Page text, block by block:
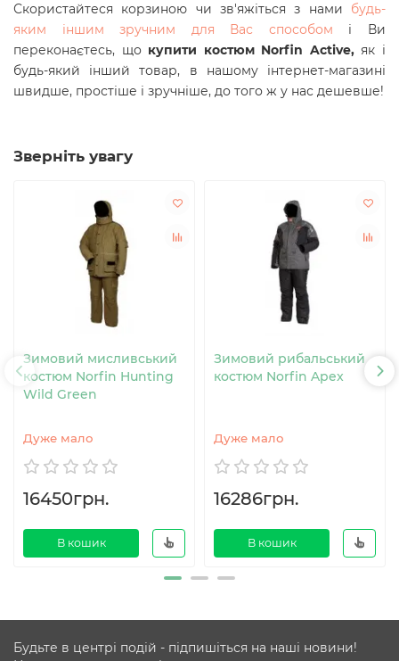
Скористайтеся корзиною чи зв'яжіться з нами будь-
яким іншим зручним для Вас способом і Ви
переконаєтесь, що купити костюм Norfin Active, як і
будь-який інший товар, в нашому інтернет-магазині
швидше, простіше і зручніше, до того ж у нас дешевше!
Зверніть увагу
Зимовий мисливський
костюм Norfin Hunting
Wild Green
Дуже мало
16450грн.
В кошик
Зимовий рибальський
костюм Norfin Apex
Дуже мало
16286грн.
В кошик
Будьте в центрі подій - підпишіться на наші новини!